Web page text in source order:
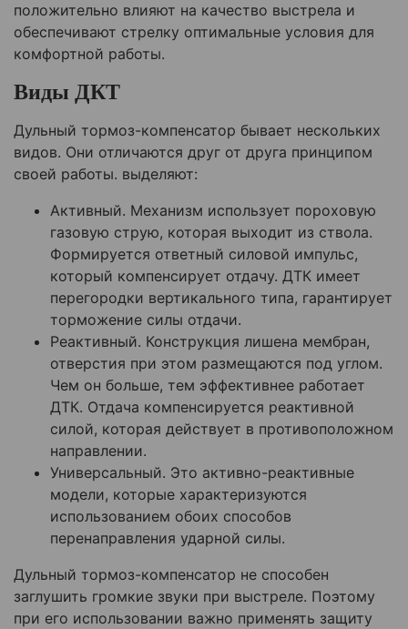
положительно влияют на качество выстрела и
обеспечивают стрелку оптимальные условия для
комфортной работы.
Виды ДКТ
Дульный тормоз-компенсатор бывает нескольких
видов. Они отличаются друг от друга принципом
своей работы. выделяют:
Активный. Механизм использует пороховую
газовую струю, которая выходит из ствола.
Формируется ответный силовой импульс,
который компенсирует отдачу. ДТК имеет
перегородки вертикального типа, гарантирует
торможение силы отдачи.
Реактивный. Конструкция лишена мембран,
отверстия при этом размещаются под углом.
Чем он больше, тем эффективнее работает
ДТК. Отдача компенсируется реактивной
силой, которая действует в противоположном
направлении.
Универсальный. Это активно-реактивные
модели, которые характеризуются
использованием обоих способов
перенаправления ударной силы.
Дульный тормоз-компенсатор не способен
заглушить громкие звуки при выстреле. Поэтому
при его использовании важно применять защиту